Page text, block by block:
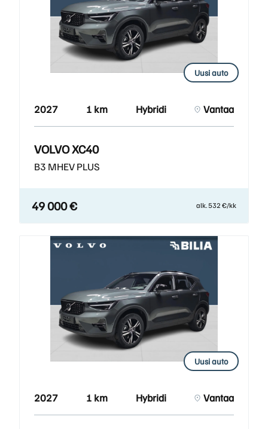
Uusi auto
2027 1 km Hybridi Vantaa
VOLVO XC40
B3 MHEV PLUS
49 000 € alk. 532 €/kk
Uusi auto
2027 1 km Hybridi Vantaa